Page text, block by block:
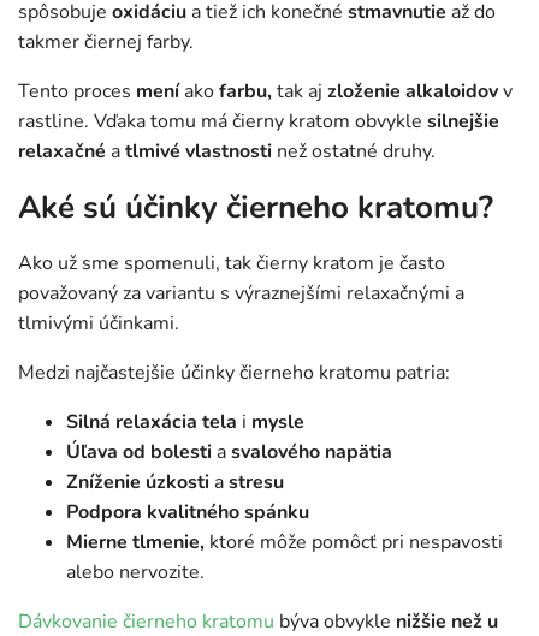
spôsobuje oxidáciu a tiež ich konečné stmavnutie až do
takmer čiernej farby.
Tento proces meníakofarbu,tak aj zloženie alkaloidovv
rastline. Vďaka tomu má čierny kratom obvykle silnejšie
relaxačné atlmivé vlastnosti než ostatné druhy.
Aké sú účinky čierneho kratomu?
Ako už sme spomenuli, tak čierny kratom je často
považovaný za variantu s výraznejšími relaxačnými a
tlmivými účinkami.
Medzi najčastejšie účinky čierneho kratomu patria:
Silná relaxácia tela i mysle
Úľava od bolesti asvalového napätia
Zníženie úzkosti astresu
Podpora kvalitného spánku
Mierne tlmenie, ktoré môže pomôcť pri nespavosti
alebo nervozite.
Dávkovanie čierneho kratomu býva obvykle nižšie než u